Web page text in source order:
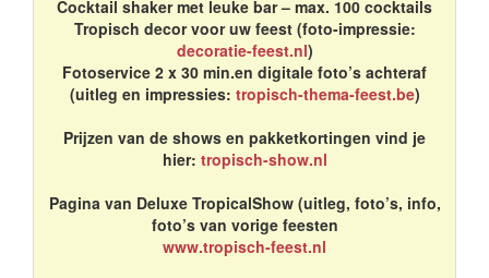
Cocktail shaker met leuke bar – max. 100 cocktails
Tropisch decor voor uw feest (foto-impressie:
decoratie-feest.nl)
Fotoservice 2 x 30 min.en digitale foto’s achteraf
(uitleg en impressies: tropisch-thema-feest.be)
Prijzen van de shows en pakketkortingen vind je
hier: tropisch-show.nl
Pagina van Deluxe TropicalShow (uitleg, foto’s, info,
foto’s van vorige feesten
www.tropisch-feest.nl